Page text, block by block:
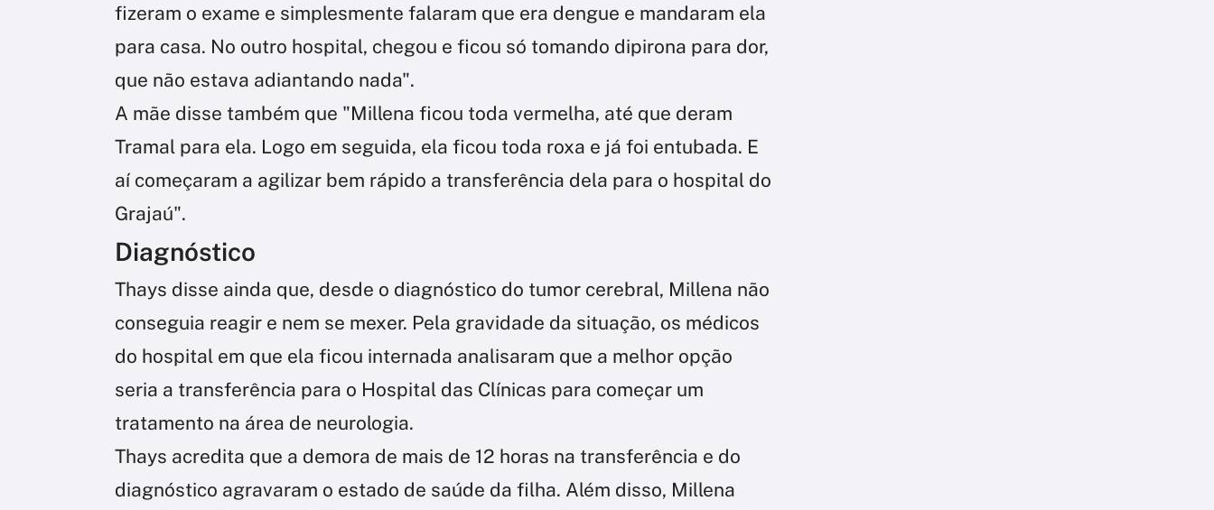
fizeram o exame e simplesmente falaram que era dengue e mandaram ela
para casa. No outro hospital, chegou e ficou só tomando dipirona para dor,
que não estava adiantando nada".
A mãe disse também que "Millena ficou toda vermelha, até que deram
Tramal para ela. Logo em seguida, ela ficou toda roxa e já foi entubada. E
aí começaram a agilizar bem rápido a transferência dela para o hospital do
Grajaú".
Diagnóstico
Thays disse ainda que, desde o diagnóstico do tumor cerebral, Millena não
conseguia reagir e nem se mexer. Pela gravidade da situação, os médicos
do hospital em que ela ficou internada analisaram que a melhor opção
seria a transferência para o Hospital das Clínicas para começar um
tratamento na área de neurologia.
Thays acredita que a demora de mais de 12 horas na transferência e do
diagnóstico agravaram o estado de saúde da filha. Além disso, Millena